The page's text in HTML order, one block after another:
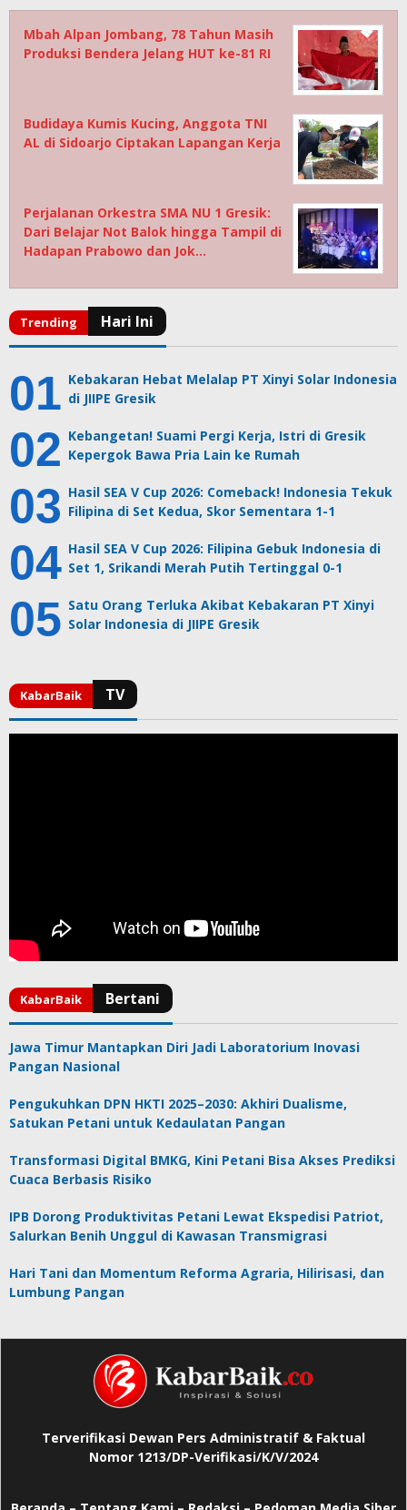
Mbah Alpan Jombang, 78 Tahun Masih
Produksi Bendera Jelang HUT ke-81 RI
Budidaya Kumis Kucing, Anggota TNI
AL di Sidoarjo Ciptakan Lapangan Kerja
Perjalanan Orkestra SMA NU 1 Gresik:
Dari Belajar Not Balok hingga Tampil di
Hadapan Prabowo dan Jok…
Kebakaran Hebat Melalap PT Xinyi Solar Indonesia
di JIIPE Gresik
Kebangetan! Suami Pergi Kerja, Istri di Gresik
Kepergok Bawa Pria Lain ke Rumah
Hasil SEA V Cup 2026: Comeback! Indonesia Tekuk
Filipina di Set Kedua, Skor Sementara 1-1
Hasil SEA V Cup 2026: Filipina Gebuk Indonesia di
Set 1, Srikandi Merah Putih Tertinggal 0-1
Satu Orang Terluka Akibat Kebakaran PT Xinyi
Solar Indonesia di JIIPE Gresik
Jawa Timur Mantapkan Diri Jadi Laboratorium Inovasi
Pangan Nasional
Pengukuhkan DPN HKTI 2025–2030: Akhiri Dualisme,
Satukan Petani untuk Kedaulatan Pangan
Transformasi Digital BMKG, Kini Petani Bisa Akses Prediksi
Cuaca Berbasis Risiko
IPB Dorong Produktivitas Petani Lewat Ekspedisi Patriot,
Salurkan Benih Unggul di Kawasan Transmigrasi
Hari Tani dan Momentum Reforma Agraria, Hilirisasi, dan
Lumbung Pangan
Terverifikasi Dewan Pers Administratif & Faktual
Nomor 1213/DP-Verifikasi/K/V/2024